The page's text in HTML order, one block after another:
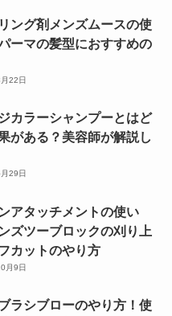
ング剤メンズムースの使
ーマの髪型におすすめの
22日
カラーシャンプーとはど
がある？美容師が解説し
29日
アタッチメントの使い
ズツーブロックの刈り上
カットのやり方
月9日
ラシブローのやり方！使